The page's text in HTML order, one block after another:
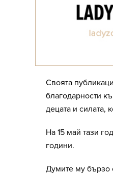
Своята
благодарности
децата и силата,
На 15 май тази
години.
Думите му бързо